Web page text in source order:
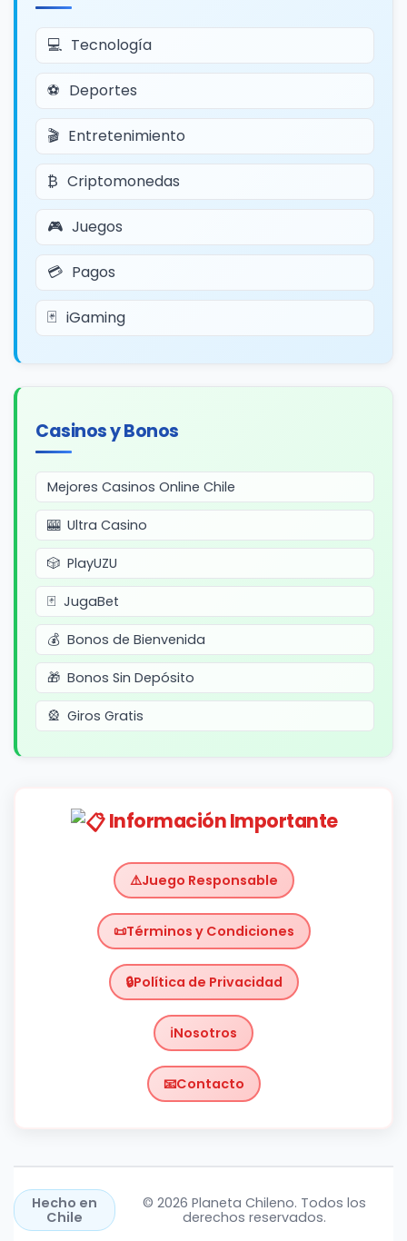
Tecnología
Deportes
Entretenimiento
Criptomonedas
Juegos
Pagos
iGaming
Casinos y Bonos
Mejores Casinos Online Chile
Ultra Casino
PlayUZU
JugaBet
Bonos de Bienvenida
Bonos Sin Depósito
Giros Gratis
Información Importante
Juego Responsable
Términos y Condiciones
Política de Privacidad
Nosotros
Contacto
Hecho en
Chile
© 2026 Planeta Chileno. Todos los
derechos reservados.